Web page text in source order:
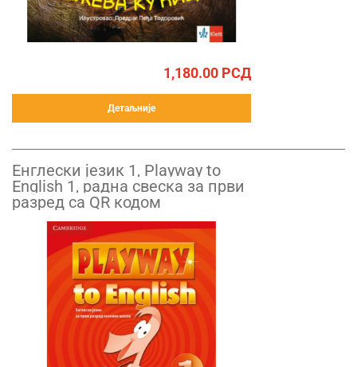
1,180.00 РСД
Детаљније
Енглески језик 1, Playway to
English 1, радна свеска за први
разред са QR кодом